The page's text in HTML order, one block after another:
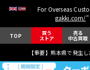
For Overseas
gakki.com/
TOP 買う
ストア
売る
中古買取
【重要】熊本県で発生